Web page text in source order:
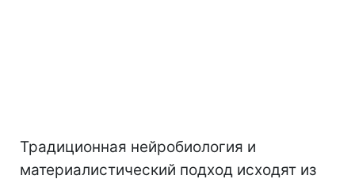
Традиционная нейробиология и
материалистический подход исходят из